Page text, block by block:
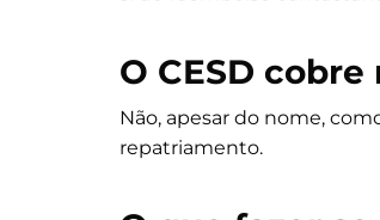
O CESD
Não, apesar do nome,
repatriamento.